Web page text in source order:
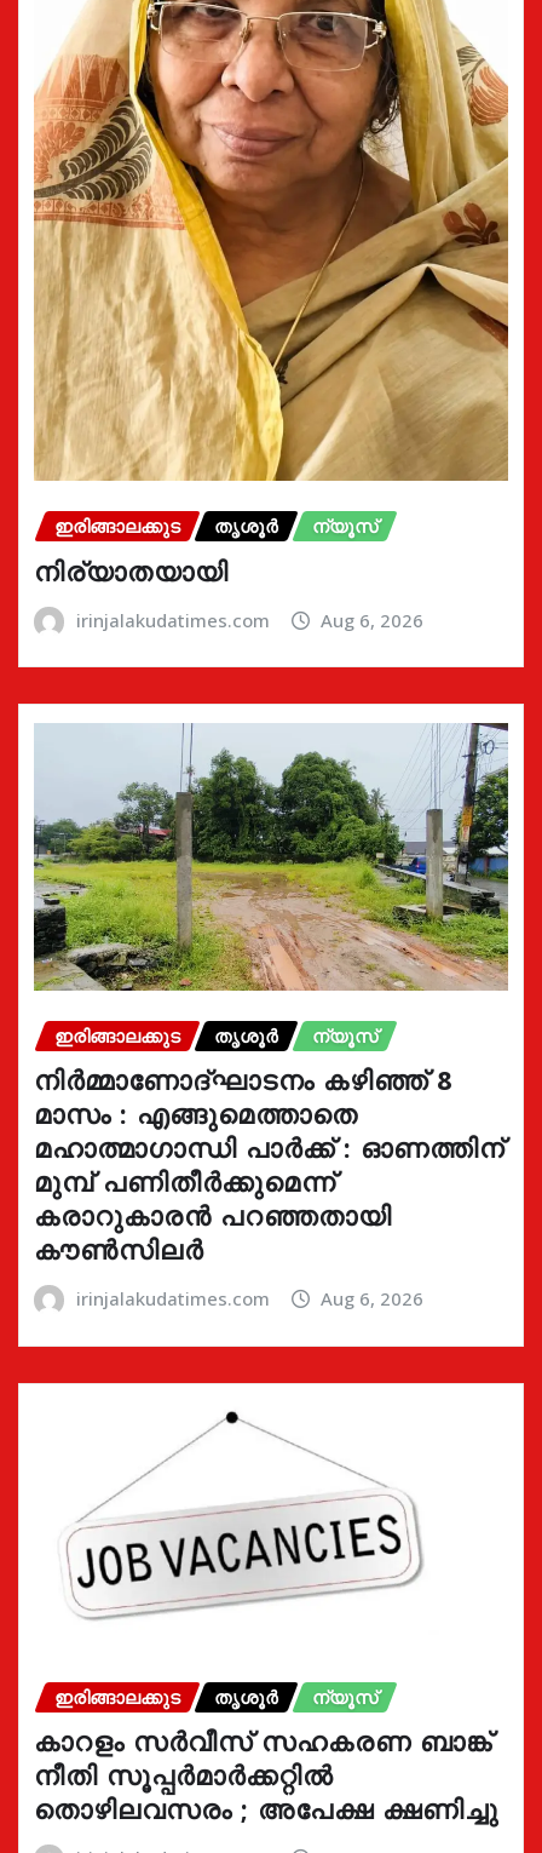
ഇരിങ്ങാലക്കുട തൃശൂർ ന്യൂസ്
നിര്യാതയായി
irinjalakudatimes.com Aug 6, 2026
ഇരിങ്ങാലക്കുട തൃശൂർ ന്യൂസ്
നിർമ്മാണോദ്ഘാടനം കഴിഞ്ഞ് 8
മാസം : എങ്ങുമെത്താതെ
മഹാത്മാഗാന്ധി പാർക്ക് : ഓണത്തിന്
മുമ്പ് പണിതീർക്കുമെന്ന്
കരാറുകാരൻ പറഞ്ഞതായി
കൗൺസിലർ
irinjalakudatimes.com Aug 6, 2026
ഇരിങ്ങാലക്കുട തൃശൂർ ന്യൂസ്
കാറളം സർവീസ് സഹകരണ ബാങ്ക്
നീതി സൂപ്പർമാർക്കറ്റിൽ
തൊഴിലവസരം ; അപേക്ഷ ക്ഷണിച്ചു